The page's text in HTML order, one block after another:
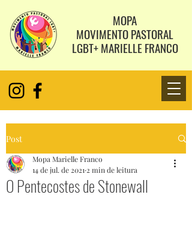
MOPA
MOVIMENTO PASTORAL
LGBT+ MARIELLE FRANCO
Post
O Pentecostes de Stonewall
Mopa Marielle Franco
14 de jul. de 2021 2 min de leitura